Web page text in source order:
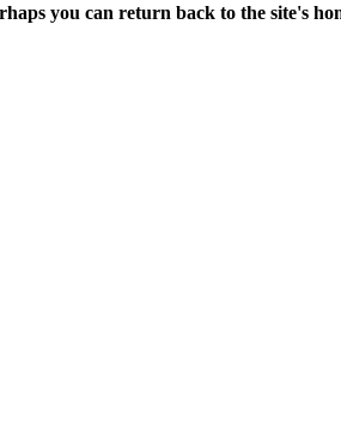
you can return back to the site's